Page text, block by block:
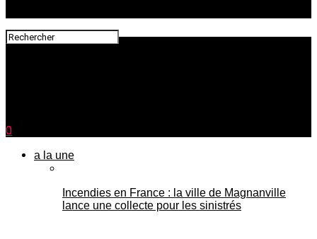
0
a la une
Incendies en France : la ville de Magnanville
lance une collecte pour les sinistrés